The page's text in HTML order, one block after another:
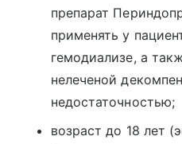
препарат
применять у
гемодиализе, а
нелеченой
недостаточностью;
возраст до 18 лет